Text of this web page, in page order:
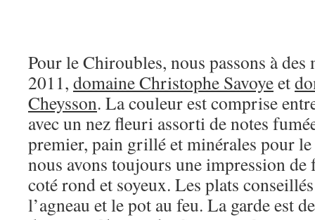
Pour le Chiroubles, nous passons à
2011, domaine Christophe Savoyeet
Cheysson. La couleur est comprise
avec un nez fleuri assorti de notes
premier, pain grillé et minérales pour
nous avons toujours une impression
coté rond et soyeux. Les plats
l’agneau et le pot au feu. La garde est